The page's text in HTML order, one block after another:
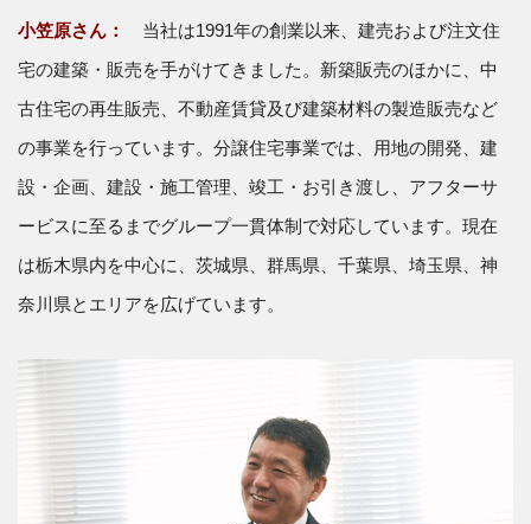
小笠原さん：
当社は1991年の創業以来、建売および注文住
宅の建築・販売を手がけてきました。新築販売のほかに、中
古住宅の再生販売、不動産賃貸及び建築材料の製造販売など
の事業を行っています。分譲住宅事業では、用地の開発、建
設・企画、建設・施工管理、竣工・お引き渡し、アフターサ
ービスに至るまでグループ一貫体制で対応しています。現在
は栃木県内を中心に、茨城県、群馬県、千葉県、埼玉県、神
奈川県とエリアを広げています。